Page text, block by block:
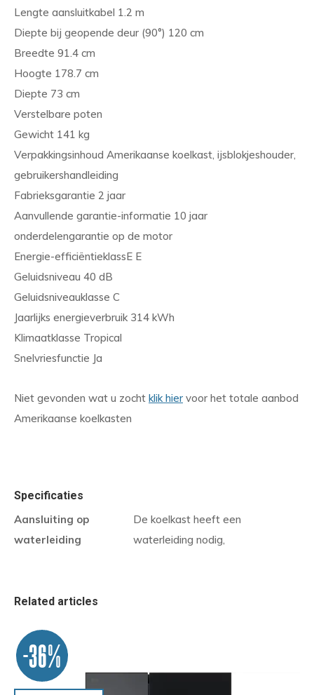
Lengte aansluitkabel 1.2 m
Diepte bij geopende deur (90°) 120 cm
Breedte 91.4 cm
Hoogte 178.7 cm
Diepte 73 cm
Verstelbare poten
Gewicht 141 kg
Verpakkingsinhoud Amerikaanse koelkast, ijsblokjeshouder,
gebruikershandleiding
Fabrieksgarantie 2 jaar
Aanvullende garantie-informatie 10 jaar
onderdelengarantie op de motor
Energie-efficiëntieklassE E
Geluidsniveau 40 dB
Geluidsniveauklasse C
Jaarlijks energieverbruik 314 kWh
Klimaatklasse Tropical
Snelvriesfunctie Ja
Niet gevonden wat u zocht klik hier voor het totale aanbod
Amerikaanse koelkasten
Specificaties
Aansluiting op
waterleiding
De koelkast heeft een
waterleiding nodig,
Related articles
-36%